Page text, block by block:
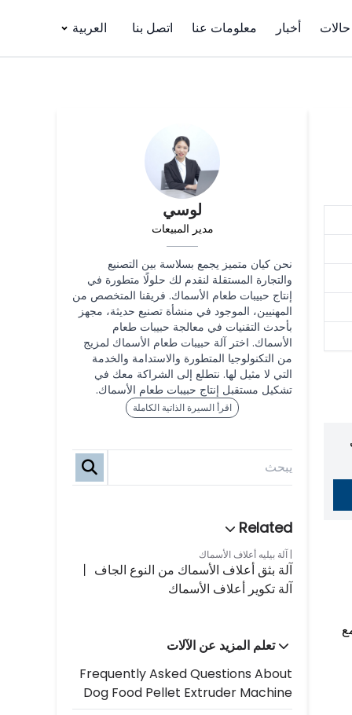
حالات أخبار معلومات عنا اتصل بنا العربية
لوسي
مدير المبيعات
نحن كيان متميز يجمع بسلاسة بين التصنيع
والتجارة المستقلة لنقدم لك حلولًا متطورة في
إنتاج حبيبات طعام الأسماك. فريقنا المتخصص من
المهنيين، الموجود في منشأة تصنيع حديثة، مجهز
بأحدث التقنيات في معالجة حبيبات طعام
الأسماك. اختر آلة حبيبات طعام الأسماك لمزيج
من التكنولوجيا المتطورة والاستدامة والخدمة
التي لا مثيل لها. نتطلع إلى الشراكة معك في
تشكيل مستقبل إنتاج حبيبات طعام الأسماك.
اقرأ السيرة الذاتية الكاملة
آلة بيليه أعلاف الأسماك
آلة بثق أعلاف الأسماك من النوع الجاف 丨
آلة تكوير أعلاف الأسماك
تعلم المزيد عن الآلات
Frequently Asked Questions About
Dog Food Pellet Extruder Machine